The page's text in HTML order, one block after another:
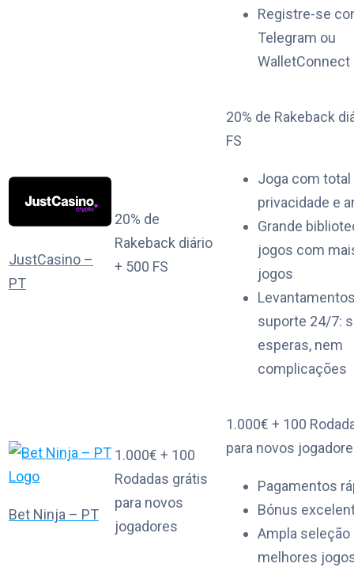
Registre-se
Telegram ou
WalletConnect
JustCasino –
PT
20% de
Rakeback diário
+ 500 FS
20% de Rakeback
FS
Joga com total
privacidade e
Grande
jogos com
jogos
suporte 24/7:
esperas, nem
complicações
Bet Ninja – PT
1.000€ + 100
Rodadas grátis
para novos
jogadores
1.000€ + 100
para novos
Pagamentos
Bónus
Ampla
melhores